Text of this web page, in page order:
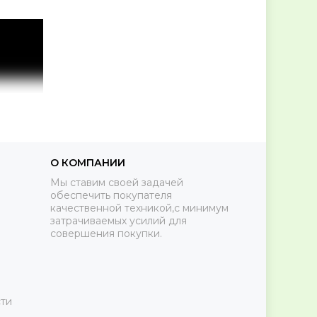
О КОМПАНИИ
Мы ставим своей задачей
обеспечить покупателя
качественной техникой,с минимум
затрачиваемых усилий для
совершения покупки.